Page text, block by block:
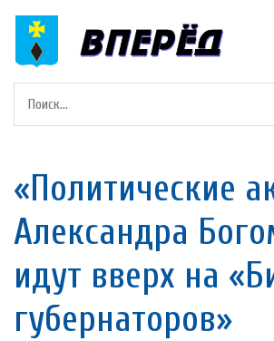
«Политические
Александра
идут вверх на
губернаторов»